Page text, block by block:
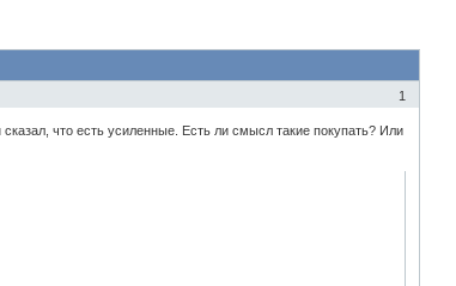
1
что есть усиленные. Есть ли смысл такие покупать? Или